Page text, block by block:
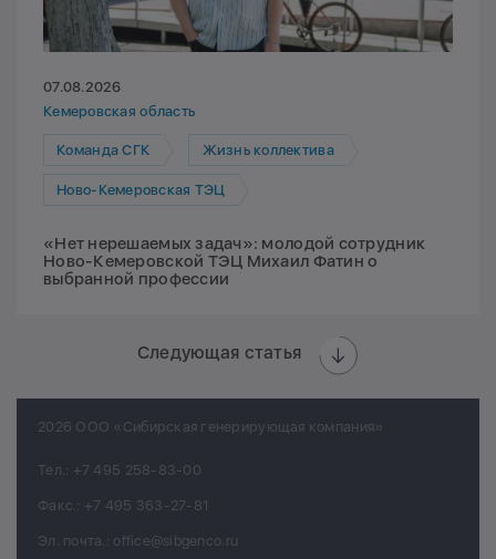
07.08.2026
Кемеровская область
Команда СГК Жизнь коллектива
Ново-Кемеровская ТЭЦ
«Нет нерешаемых задач»: молодой сотрудник
Ново-Кемеровской ТЭЦ Михаил Фатин о
выбранной профессии
Следующая статья
2026 ООО «Сибирская генерирующая компания»
Тел.: +7 495 258-83-00
Факс.: +7 495 363-27-81
Эл. почта.: office@sibgenco.ru